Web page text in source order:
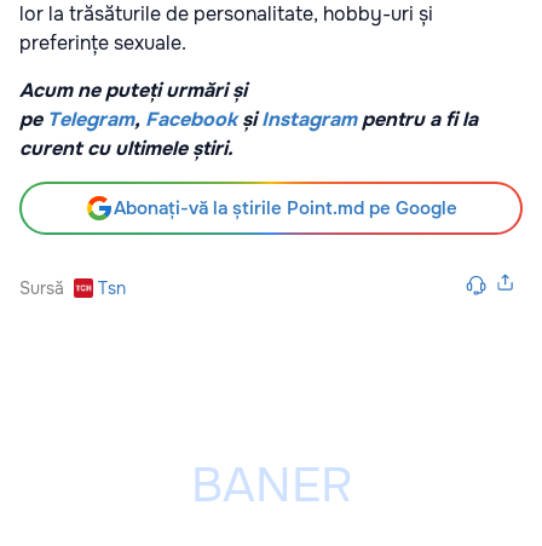
lor la trăsăturile de personalitate, hobby-uri și
preferințe sexuale.
Acum ne puteți urmări și
pe Telegram, FacebookșiInstagrampentru a fi la
curent cu ultimele știri.
Abonați-vă la știrile Point.md pe Google
Sursă Tsn